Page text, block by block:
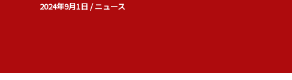
2024年9月1日 /ニュース